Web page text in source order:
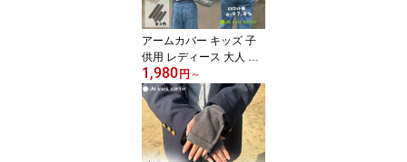
アームカバー キッズ 子
供用 レディース 大人 シ
ルク コットン アームカ
バー 親子 お揃い シルク
コットン 親子ペア uvカ
ット 日焼け対策 指穴付
き 子供 大人 おしゃれ 可
愛い グレー ブラック オ
1,980 円 ～